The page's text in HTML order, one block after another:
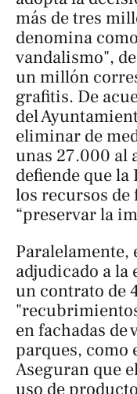
más de tres
denomina
vandalismo",
un millón
grafitis. De
del
eliminar de
unas 27.000 al
defiende que
los recursos de
“preservar la
adjudicado a la
un contrato de
en fachadas
parques, como
Aseguran que
uso de